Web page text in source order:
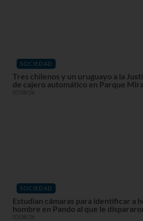
SOCIEDAD
Tres chilenos y un uruguayo a la
de cajero automático en Parque
07/08/26
SOCIEDAD
Estudian cámaras para identificar a
hombre en Pando al que le
03/08/26